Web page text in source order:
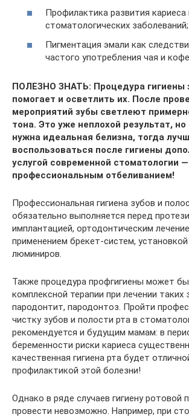
Профилактика развития кариеса
стоматологических заболеваний;
Пигментация эмали как
частого употребления чая и кофе.
ПОЛЕЗНО ЗНАТЬ: Процедура гигиены
помогает и осветлить их. После
мероприятий зубы светлеют
тона. Это уже неплохой результат,
нужна идеальная белизна, тогда
воспользоваться после гигиены
услугой современной стоматологии —
профессиональным отбеливанием!
Профессиональная гигиена зубов и
обязательно выполняется перед
имплантацией, ортодонтическим
применением брекет-систем,
люминиров.
Также процедура профгигиены может
комплексной терапии при лечении таких
пародонтит, пародонтоз. Пройти
чистку зубов и полости рта в
рекомендуется и будущим мамам: в
беременности риски кариеса
качественная гигиена рта будет
профилактикой этой болезни!
Однако в ряде случаев гигиену ротовой
провести невозможно. Например, при